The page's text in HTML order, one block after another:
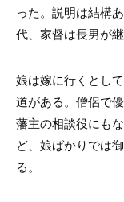
った。説明は結構
代、家督は長男が
娘は嫁に行くとし
道がある。僧侶で
藩主の相談役にも
ど、娘ばかりでは
る。